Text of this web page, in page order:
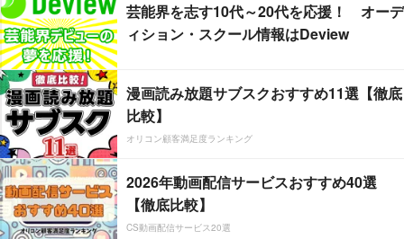
芸能界を志す10代～20代を応援！ オーデ
ィション・スクール情報はDeview
漫画読み放題サブスクおすすめ11選【徹底
比較】
オリコン顧客満足度ランキング
2026年動画配信サービスおすすめ40選
【徹底比較】
CS動画配信サービス20選